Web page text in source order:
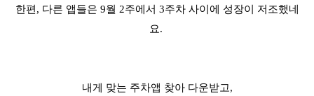
한편, 다른 앱들은 9월 2주에서 3주차 사이에 성장이 저조했네
요.
내게 맞는 주차앱 찾아 다운받고,